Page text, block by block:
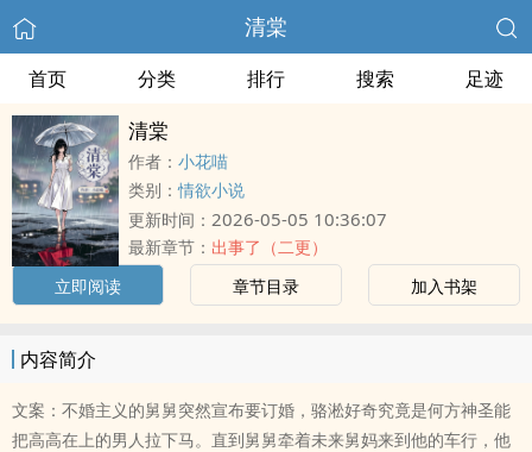
清棠
首页 分类 排行 搜索 足迹
清棠
作者： 小花喵
类别：情欲小说
更新时间： 2026-05-05 10:36:07
最新章节： 出事了（二更）
立即阅读
章节目录 加入书架
内容简介
文案：不婚主义的舅舅突然宣布要订婚，骆淞好奇究竟是何方神圣能
把高高在上的男人拉下马。直到舅舅牵着未来舅妈来到他的车行，他